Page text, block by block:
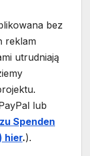
bez
reklam
utrudniają
lub
Spenden
hier.).